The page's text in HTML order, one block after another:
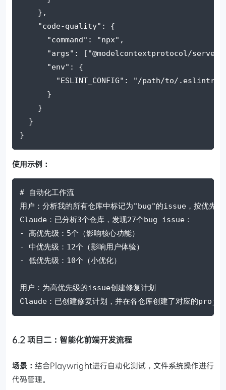
},
"code-quality" : {
"command" : "npx" ,
"args" : [ "@modelcontextprotocol/
"env" : {
"ESLINT_CONFIG" :
"/path/to/
}
}
  }
}
使用示例：
# 自动化工作流
用户：分析我的所有仓库中标记为"bug"的issue，按优先级
Claude：已分析3个仓库，发现27个bug issue：
- 高优先级：5个（影响核心功能）
- 中优先级：12个（影响用户体验）
- 低优先级：10个（小优化）
用户：为高优先级的issue创建修复计划
Claude：已创建修复计划，并在各仓库创建了对应的
6.2 项目二：智能化前端开发流程
场景：结合Playwright进行自动化测试，文件系统操作进行
代码管理。